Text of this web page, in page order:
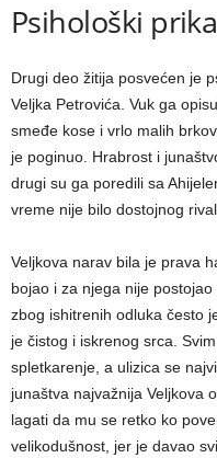
Psihološki
Drugi deo žitija posvećen je
Veljka Petrovića. Vuk ga
smeđe kose i vrlo malih
je poginuo. Hrabrost i
drugi su ga poredili sa
vreme nije bilo dostojnog
Veljkova narav bila je prava
bojao i za njega nije
zbog ishitrenih odluka često
je čistog i iskrenog srca.
spletkarenje, a ulizica se
junaštva najvažnija Veljkova
lagati da mu se retko ko
velikodušnost, jer je davao